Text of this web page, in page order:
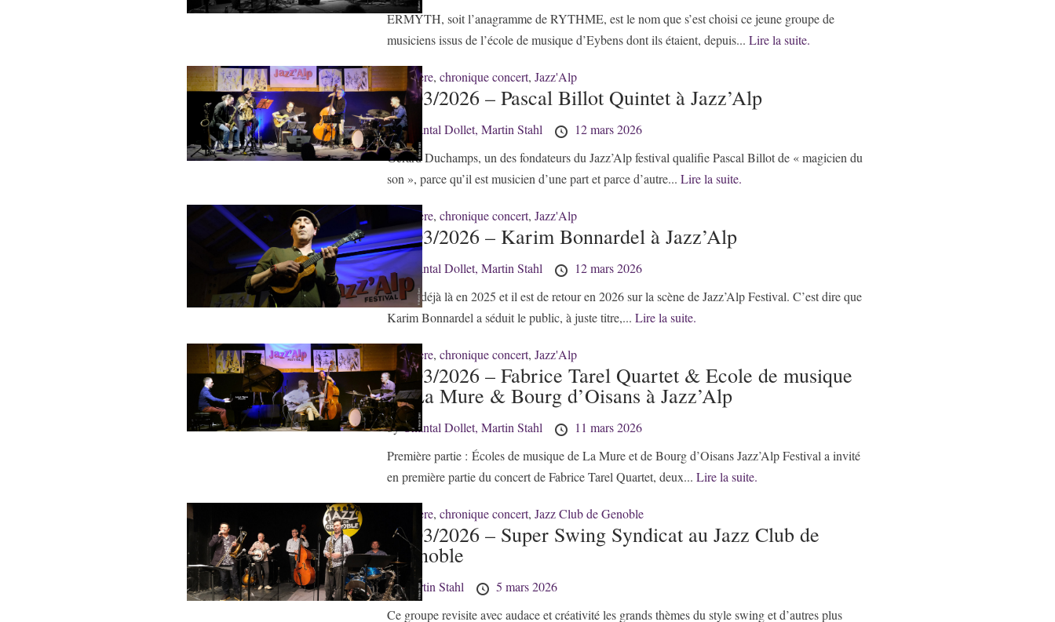
ERMYTH, soit l’anagramme de RYTHME, est le nom que s’est choisi ce jeune groupe de
musiciens issus de l’école de musique d’Eybens dont ils étaient, depuis... Lire la suite.
38 - Isère, chronique concert, Jazz'Alp
12/03/2026 – Pascal Billot Quintet à Jazz’Alp
byChantal Dollet, Martin Stahl
12 mars 2026
Gérard Duchamps, un des fondateurs du Jazz’Alp festival qualifie Pascal Billot de « magicien du
son », parce qu’il est musicien d’une part et parce d’autre... Lire la suite.
38 - Isère, chronique concert, Jazz'Alp
12/03/2026 – Karim Bonnardel à Jazz’Alp
byChantal Dollet, Martin Stahl
12 mars 2026
Il était déjà là en 2025 et il est de retour en 2026 sur la scène de Jazz’Alp Festival. C’est dire que
Karim Bonnardel a séduit le public, à juste titre,... Lire la suite.
38 - Isère, chronique concert, Jazz'Alp
11/03/2026 – Fabrice Tarel Quartet & Ecole de musique
de La Mure & Bourg d’Oisans à Jazz’Alp
byChantal Dollet, Martin Stahl
11 mars 2026
Première partie : Écoles de musique de La Mure et de Bourg d’Oisans Jazz’Alp Festival a invité
en première partie du concert de Fabrice Tarel Quartet, deux... Lire la suite.
38 - Isère, chronique concert, Jazz Club de Genoble
05/03/2026 – Super Swing Syndicat au Jazz Club de
Grenoble
byMartin Stahl
5 mars 2026
Ce groupe revisite avec audace et créativité les grands thèmes du style swing et d’autres plus